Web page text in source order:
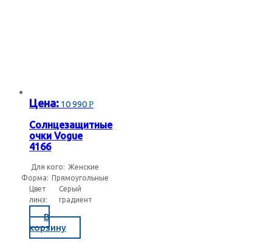
Цена: 10 990Р
Солнцезащитные
очки Vogue
4166
Для кого: Женские
Форма: Прямоугольные
Цвет
линз:
Серый
градиент
В
корзину